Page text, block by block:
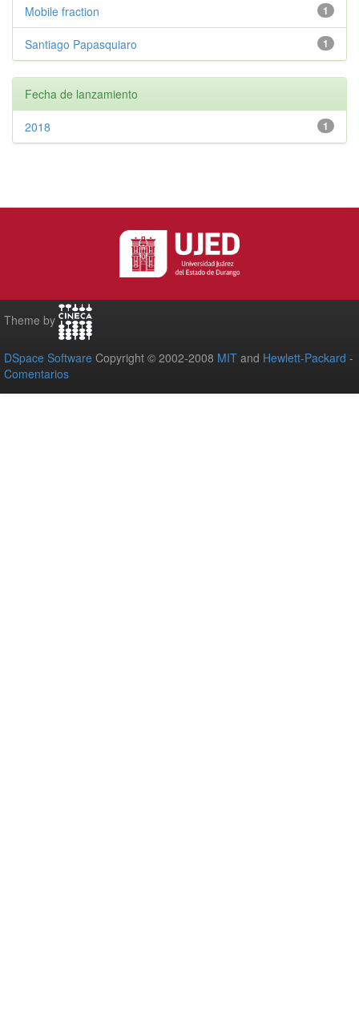
1
Mobile fraction
1
Santiago Papasquiaro
Fecha de lanzamiento
1
2018
Theme by
DSpace Software Copyright © 2002-2008 MIT and Hewlett-Packard -
Comentarios